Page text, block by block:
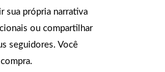
sua própria narrativa
ou compartilhar
seguidores. Você